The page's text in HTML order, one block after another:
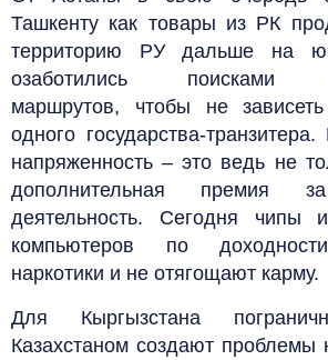
Ташкенту как товары из РК
территорию РУ дальше на
озаботились поисками
маршрутов, чтобы не
одного государства-транзитера.
напряженность – это ведь не
дополнительная премия
деятельность. Сегодня чипы
компьютеров по
наркотики и не отягощают карму.
Для Кыргызстана
Казахстаном создают проблемы